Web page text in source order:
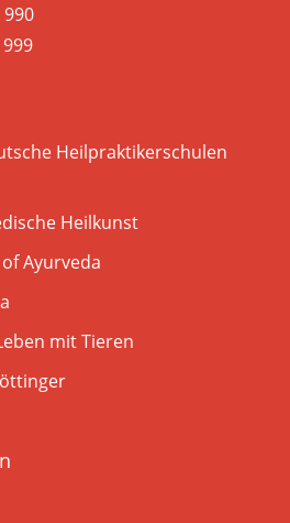
990
Heilpraktikerschulen
Heilkunst
Ayurveda
mit Tieren